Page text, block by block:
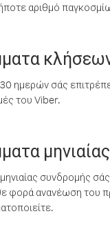
αριθμό
ημερών σάς
του Viber.
συνδρομής
φορά ανανέωση του